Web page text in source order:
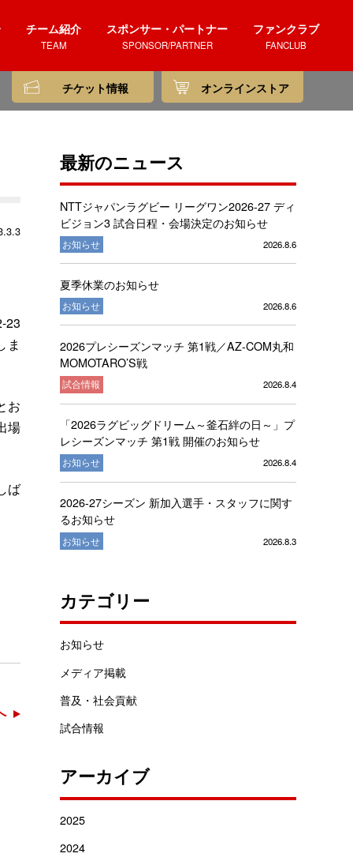
チーム紹介
TEAM
スポンサー・パートナー
SPONSOR/PARTNER
ファンクラブ
FANCLUB
チケット情報 オンラインストア
23
ま
お
場
ば
最新のニュース
NTTジャパンラグビー リーグワン2026-27 ディ
ビジョン3 試合日程・会場決定のお知らせ
お知らせ 2026.8.6
夏季休業のお知らせ
お知らせ 2026.8.6
2026プレシーズンマッチ 第1戦／AZ-COM丸和
MOMOTARO’S戦
試合情報 2026.8.4
「2026ラグビッグドリーム～釜石絆の日～」プ
レシーズンマッチ 第1戦 開催のお知らせ
お知らせ 2026.8.4
2026-27シーズン 新加入選手・スタッフに関す
るお知らせ
お知らせ 2026.8.3
カテゴリー
お知らせ
メディア掲載
普及・社会貢献
試合情報
アーカイブ
2025
2024